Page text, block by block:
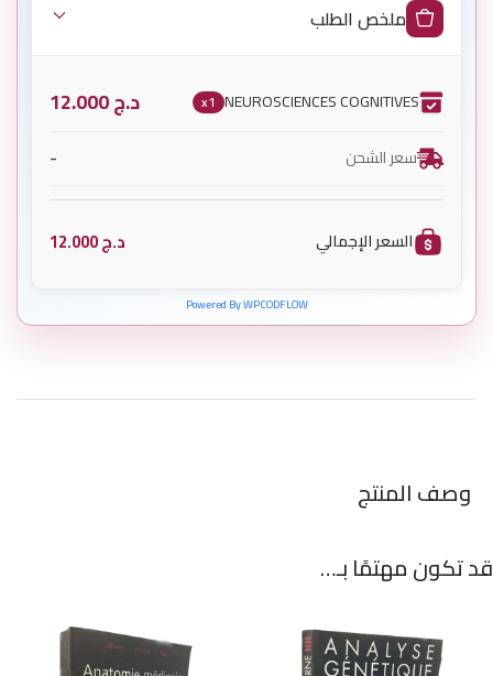
ملخص الطلب
NEUROSCIENCES COGNITIVES
x1 د.ج
سعر الشحن -
السعر الإجمالي د.ج
Powered By WPCODFLOW
وصف المنتج
قد تكون مهتمًا بـ…